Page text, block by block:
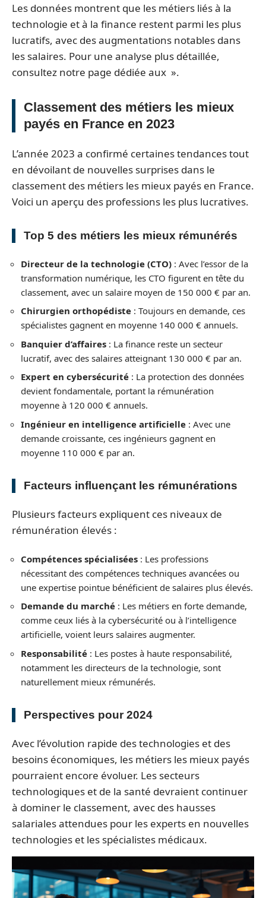
Les données montrent que les métiers liés à la
technologie et à la finance restent parmi les plus
lucratifs, avec des augmentations notables dans
les salaires. Pour une analyse plus détaillée,
consultez notre page dédiée aux ».
Classement des métiers les mieux
payés en France en 2023
L’année 2023 a confirmé certaines tendances tout
en dévoilant de nouvelles surprises dans le
classement des métiers les mieux payés en France.
Voici un aperçu des professions les plus lucratives.
Top 5 des métiers les mieux rémunérés
Directeur de la technologie (CTO) : Avec l’essor de la
transformation numérique, les CTO figurent en tête du
classement, avec un salaire moyen de 150 000 € par an.
Chirurgien orthopédiste : Toujours en demande, ces
spécialistes gagnent en moyenne 140 000 € annuels.
Banquier d’affaires : La finance reste un secteur
lucratif, avec des salaires atteignant 130 000 € par an.
Expert en cybersécurité : La protection des données
devient fondamentale, portant la rémunération
moyenne à 120 000 € annuels.
Ingénieur en intelligence artificielle : Avec une
demande croissante, ces ingénieurs gagnent en
moyenne 110 000 € par an.
Facteurs influençant les rémunérations
Plusieurs facteurs expliquent ces niveaux de
rémunération élevés :
Compétences spécialisées : Les professions
nécessitant des compétences techniques avancées ou
une expertise pointue bénéficient de salaires plus élevés.
Demande du marché : Les métiers en forte demande,
comme ceux liés à la cybersécurité ou à l’intelligence
artificielle, voient leurs salaires augmenter.
Responsabilité : Les postes à haute responsabilité,
notamment les directeurs de la technologie, sont
naturellement mieux rémunérés.
Perspectives pour 2024
Avec l’évolution rapide des technologies et des
besoins économiques, les métiers les mieux payés
pourraient encore évoluer. Les secteurs
technologiques et de la santé devraient continuer
à dominer le classement, avec des hausses
salariales attendues pour les experts en nouvelles
technologies et les spécialistes médicaux.